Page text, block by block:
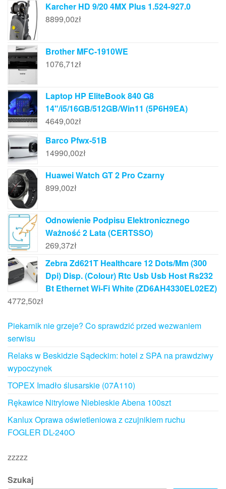
Karcher HD 9/20 4MX Plus 1.524-927.0
8899,00zł
Brother MFC-1910WE
1076,71zł
Laptop HP EliteBook 840 G8
14"/i5/16GB/512GB/Win11 (5P6H9EA)
4649,00zł
Barco Pfwx-51B
14990,00zł
Huawei Watch GT 2 Pro Czarny
899,00zł
Odnowienie Podpisu Elektronicznego
Ważność 2 Lata (CERTSSO)
269,37zł
Zebra Zd621T Healthcare 12 Dots/Mm (300
Dpi) Disp. (Colour) Rtc Usb Usb Host Rs232
Bt Ethernet Wi-Fi White (ZD6AH4330EL02EZ)
4772,50zł
Piekarnik nie grzeje? Co sprawdzić przed wezwaniem
serwisu
Relaks w Beskidzie Sądeckim: hotel z SPA na prawdziwy
wypoczynek
TOPEX Imadło ślusarskie (07A110)
Rękawice Nitrylowe Niebieskie Abena 100szt
Kanlux Oprawa oświetleniowa z czujnikiem ruchu
FOGLER DL-240O
zzzzz
Szukaj